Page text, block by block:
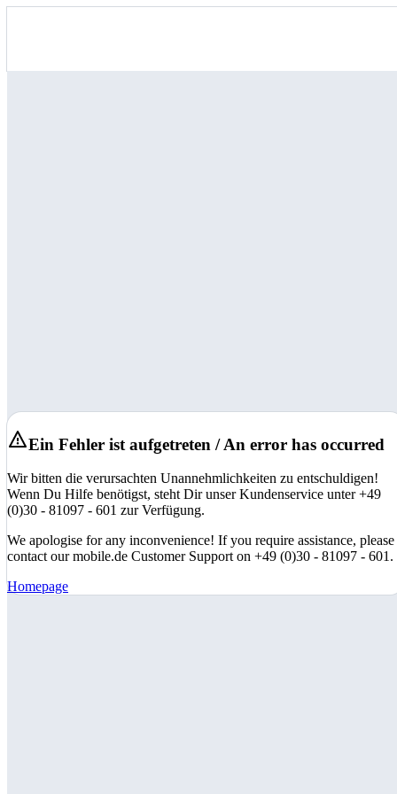
Ein Fehler ist aufgetreten / An error has occurred
Wir bitten die verursachten Unannehmlichkeiten zu entschuldigen!
Wenn Du Hilfe benötigst, steht Dir unser Kundenservice unter +49
(0)30 - 81097 - 601 zur Verfügung.
We apologise for any inconvenience! If you require assistance, please
contact our mobile.de Customer Support on +49 (0)30 - 81097 - 601.
Homepage